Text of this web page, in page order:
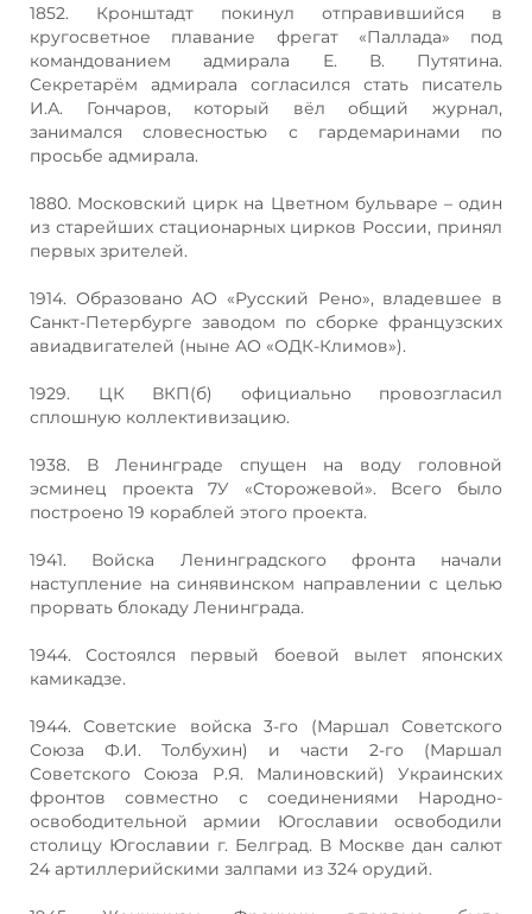
1852. Кронштадт покинул отправившийся в
кругосветное плавание фрегат «Паллада» под
командованием адмирала Е. В. Путятина.
Секретарём адмирала согласился стать писатель
И.А. Гончаров, который вёл общий журнал,
занимался словесностью с гардемаринами по
просьбе адмирала.
1880. Московский цирк на Цветном бульваре – один
из старейших стационарных цирков России, принял
первых зрителей.
1914. Образовано АО «Русский Рено», владевшее в
Санкт-Петербурге заводом по сборке французских
авиадвигателей (ныне АО «ОДК-Климов»).
1929. ЦК ВКП(б) официально провозгласил
сплошную коллективизацию.
1938. В Ленинграде спущен на воду головной
эсминец проекта 7У «Сторожевой». Всего было
построено 19 кораблей этого проекта.
1941. Войска Ленинградского фронта начали
наступление на синявинском направлении с целью
прорвать блокаду Ленинграда.
1944. Состоялся первый боевой вылет японских
камикадзе.
1944. Советские войска 3-го (Маршал Советского
Союза Ф.И. Толбухин) и части 2-го (Маршал
Советского Союза Р.Я. Малиновский) Украинских
фронтов совместно с соединениями Народно-
освободительной армии Югославии освободили
столицу Югославии г. Белград. В Москве дан салют
24 артиллерийскими залпами из 324 орудий.